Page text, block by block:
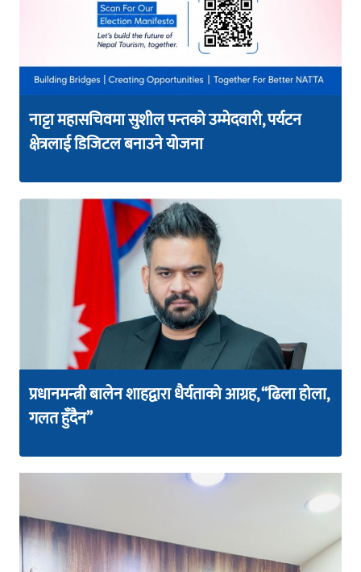
नाट्टा महासचिवमा सुशील पन्तको उम्मेदवारी, पर्यटन
क्षेत्रलाई डिजिटल बनाउने योजना
प्रधानमन्त्री बालेन शाहद्वारा धैर्यताको आग्रह, “ढिला होला,
गलत हुँदैन”